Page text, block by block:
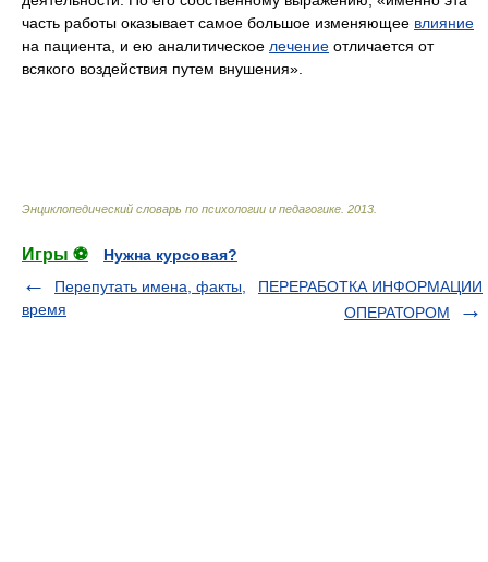
часть работы оказывает самое большое изменяющее влияние
на пациента, и ею аналитическое лечение отличается от
всякого воздействия путем внушения».
Энциклопедический словарь по психологии и педагогике 2013
Игры ⚽
Нужна курсовая?
Перепутать имена, факты,
время
ПЕРЕРАБОТКА ИНФОРМАЦИИ
ОПЕРАТОРОМ